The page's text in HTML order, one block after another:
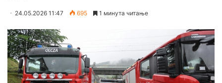
24.05.2026 11:47 695 1 минута читање